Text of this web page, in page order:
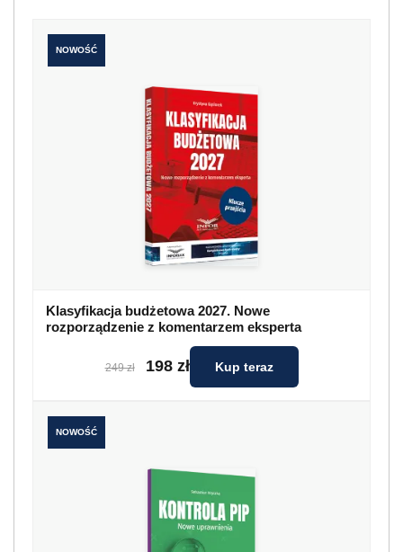
NOWOŚĆ
Klasyfikacja budżetowa 2027. Nowe
rozporządzenie z komentarzem eksperta
249 zł 198 zł Kup teraz
NOWOŚĆ